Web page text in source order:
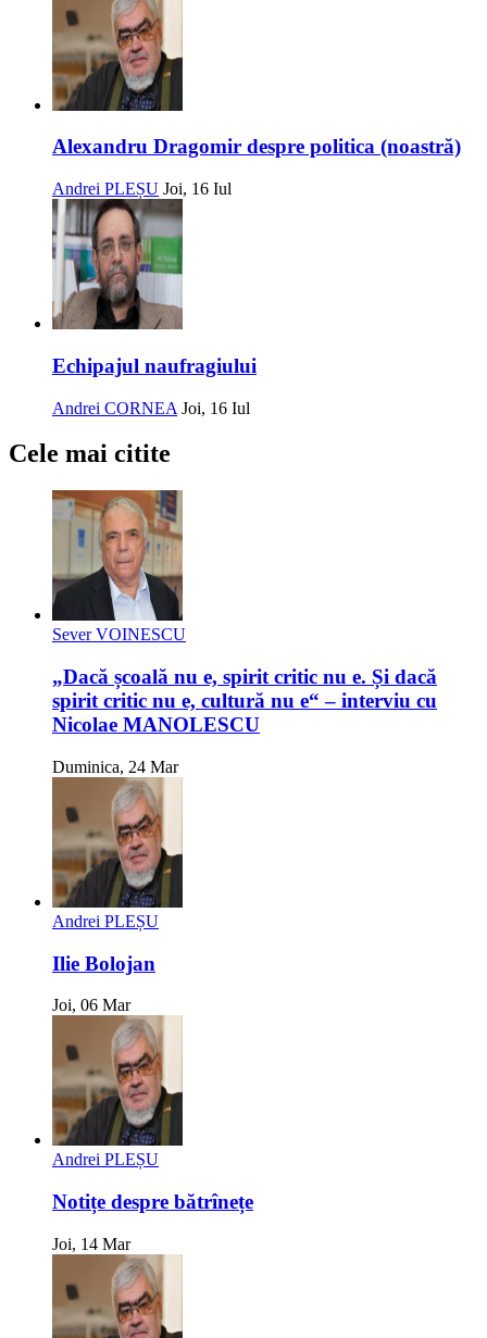
Alexandru Dragomir despre politica (noastră)
Andrei PLEȘU Joi, 16 Iul
Echipajul naufragiului
Andrei CORNEA Joi, 16 Iul
Cele mai citite
Sever VOINESCU
„Dacă școală nu e, spirit critic nu e. Și dacă
spirit critic nu e, cultură nu e“ – interviu cu
Nicolae MANOLESCU
Duminica, 24 Mar
Andrei PLEȘU
Ilie Bolojan
Joi, 06 Mar
Andrei PLEȘU
Notițe despre bătrînețe
Joi, 14 Mar